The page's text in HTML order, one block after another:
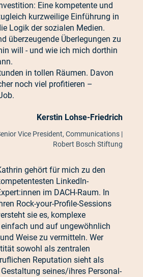
Eine kompetente und
kurzweilige Einführung in
Logik der sozialen Medien.
überzeugende Überlegungen zu
will - und wie ich mich dorthin
in tollen Räumen. Davon
noch viel profitieren –
Kerstin Lohse-Friedrich
Vice President, Communications |
Robert Bosch Stiftung
gehört für mich zu den
LinkedIn-
im DACH-Raum. In
Rock-your-Profile-Sessions
sie es, komplexe
und auf ungewöhnlich
Weise zu vermitteln. Wer
sowohl als zentralen
Reputation sieht als
seines/ihres Personal-